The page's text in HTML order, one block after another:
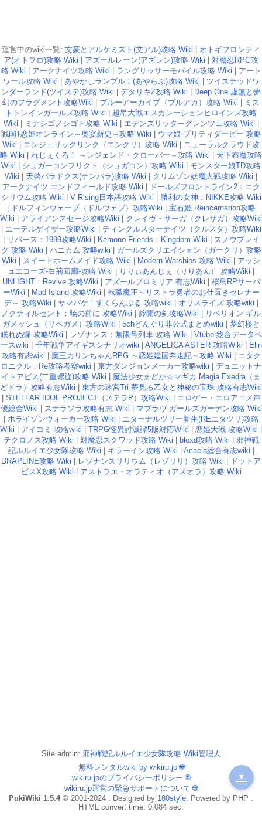
運営中のwiki一覧: 文豪とアルケミスト(文アル)攻略 Wiki | オトギフロンティ
ア(オトフロ)攻略 Wiki | アズールレーン(アズレン)攻略 Wiki | 対魔忍RPG攻
略 Wiki | アークナイツ攻略 Wiki | ラングリッサーモバイル攻略 Wiki | アート
ワール攻略 Wiki | あやかしランブル！(あやらぶ)攻略 Wiki | ツイステッドワ
ンダーランド(ツイステ)攻略 Wiki | デタリキZ攻略 Wiki | Deep One 虚無と夢
幻のフラグメント攻略Wiki | ブルーアーカイブ（ブルアカ）攻略 Wiki | ミス
トトレインガールズ攻略 Wiki | 超昂大戦エスカレーションヒロインズ攻略
Wiki | ミナシゴノシゴト攻略 Wiki | エデンズリッターグレンツェ攻略 Wiki |
戦国†恋姫オンライン～奥宴新史～攻略 Wiki | ウマ娘 プリティダービー 攻略
Wiki | エンジェリックリンク（エンクリ）攻略 Wiki | ニューラルクラウド攻
略 Wiki | れじぇくろ！ ～レジェンド・クローバー～攻略 Wiki | 天下布魔攻略
Wiki | シュガーコンフリクト（シュガコン）攻略 Wiki | モンスター娘TD攻略
Wiki | 天啓パラドクス(テンパラ)攻略 Wiki | クリムゾン妖魔大戦攻略 Wiki |
アークナイツ エンドフィールド攻略 Wiki | ドールズフロントライン2：エク
シリウム攻略 Wiki | V Rising日本語攻略 Wiki | 勝利の女神：NIKKE攻略 Wiki
| ドルフィンウェーブ（ドルウェブ）攻略Wiki | 宝石姫 Reincarnation攻略
Wiki | アライアンスセージ攻略Wiki | クレイヴ・サーガ（クレサガ）攻略Wiki
| エーテルゲイザー攻略Wiki | ティンクルスターナイツ（クルスタ）攻略Wiki
| リバース：1999攻略Wiki | Kemono Friends：Kingdom Wiki | スノウブレイ
ク 攻略 Wiki | ハニカム 攻略wiki | ガールズクリエイション（ガークリ）攻略
Wiki | スイートホームメイド攻略 Wiki | Modern Warships 攻略 Wiki | アッシ
ュエコーズ-白荊回廊-攻略 Wiki | りりぃあんじぇ（りりあん） 攻略Wiki |
UNLIGHT：Revive 攻略Wiki | アズールプロミリア 有志Wiki | 桜島RPサーバ
ーWiki | Mad Island 攻略Wiki | 転職魔王～リストラ勇者のお仕置きセレナー
デ～ 攻略Wiki | サマバケ！すくらんぶる 攻略wiki | オリスライズ 攻略wiki |
ノクティルセント：暁の前に 攻略Wiki | 鈴蘭の剣攻略Wiki | リベリオン ギル
ガメッシュ（リベガメ）攻略Wiki | 5chどんぐり非公式まとめwiki | 夢幻楼と
眠れぬ蝶 攻略Wiki | レゾナンス：無限号列車 攻略 Wiki | Vtuber総合データベ
ースwiki | 千年戦争アイギスシナリオwiki | ANGELICA ASTER 攻略Wiki | Elin
攻略有志wiki | 魔王カリンちゃんRPG ～恋姫建国奔走記～攻略 Wiki | エタク
ロニクル：Re攻略考察wiki | 東方ダンジョンメーカー攻略wiki | デュエットナ
イトアビス(二重螺旋)攻略 Wiki | 魔法少女まどか☆マギカ Magia Exedra（ま
どドラ）攻略有志Wiki | 東方の迷宮Tri 夢見る乙女と神秘の宝珠 攻略有志Wiki
| STELLAR IDOL PROJECT（ステラP）攻略Wiki | エロゲー・エロアニメ声
優総合Wiki | ステラソラ攻略有志 Wiki | マブラヴ ガールズガーデン攻略 Wiki
| ホライゾンウォーカー攻略 Wiki | エターナルツリー新生(REエタツリ)攻略
Wiki | アイコミ 攻略wiki | TRPG怪異討滅譚5版対応Wiki | 恋姫大戦 攻略Wiki |
テクロノス攻略 Wiki | 対魔忍スクワッド攻略 Wiki | bloxd攻略 Wiki | 邪神戦
記ルルイエ少女隊攻略 Wiki | キラーイン攻略 Wiki | Acacia総合有志wiki |
DRAPLINE攻略 Wiki | レゾナンスリリウム（レゾリリ）攻略 Wiki | ドットア
ビスX攻略 Wiki | アストラエ・オラティオ（アスオラ）攻略 Wiki
Site admin: 邪神戦記ルルイエ少女隊攻略 Wiki管理人
無料レンタルwiki by wikiru.jp🌐
wikiru.jpのプライバシーポリシー 🌐
wikiru.jp運営の緊急サポートについて 🌐
PukiWiki 1.5.4© 2001-2024 . Designed by 180style . Powered by PHP .
HTML convert time: 0.084 sec.
▼